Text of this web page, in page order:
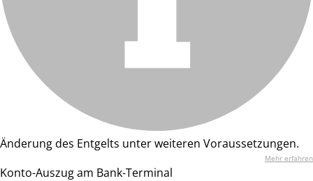
Änderung des Entgelts unter weiteren Voraussetzungen.
Mehr erfahren
Konto-Auszug am Bank-Terminal